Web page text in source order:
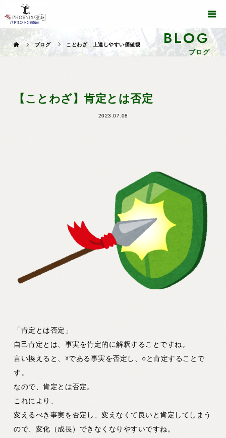
BLOG
ブログ
ブログ ことわざ 上達しやすい価値観
【ことわざ】肯定とは否定
2023.07.08
「肯定とは否定」
自己肯定とは、事実を肯定的に解釈することですね。
言い換えると、☓である事実を否定し、○と肯定することで
す。
なので、肯定とは否定。
これにより、
変えるべき事実を否定し、変えなくて良いと肯定してしまう
ので、変化（成長）できなくなりやすいですね。